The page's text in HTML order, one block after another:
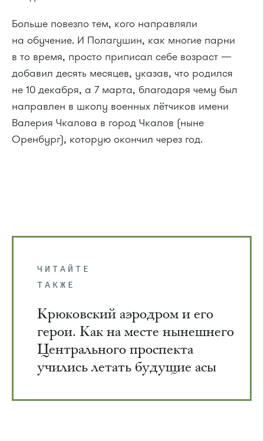
Больше повезло тем, кого направляли
на обучение. И Полагушин, как многие парни
в то время, просто приписал себе возраст —
добавил десять месяцев, указав, что родился
не 10 декабря, а 7 марта, благодаря чему был
направлен в школу военных лётчиков имени
Валерия Чкалова в город Чкалов (ныне
Оренбург), которую окончил через год.
ЧИТАЙТЕ
ТАКЖЕ
Крюковский аэродром и его
герои. Как на месте нынешнего
Центрального проспекта
учились летать будущие асы